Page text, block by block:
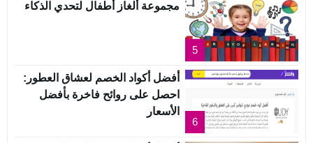
5
مجموعة ألغاز أطفال لتحدي الذكاء
6
أفضل أكواد الخصم لعشاق العطور:
احصل على روائح فاخرة بأفضل
الأسعار